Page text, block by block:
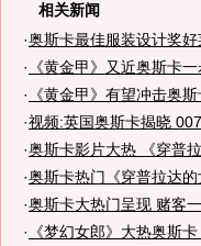
相关新闻
·奥斯卡最佳服装设计奖好
· 《黄金甲》又近奥斯卡
· 《黄金甲》有望冲击奥
·视频:英国奥斯卡揭晓
·奥斯卡影片大热 《穿普
·奥斯卡热门《穿普拉达的
·奥斯卡大热门呈现 赌客
· 《梦幻女郎》大热奥斯